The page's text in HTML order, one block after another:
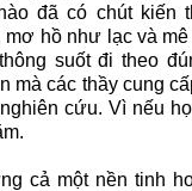
đã có chút kiến
hồ như lạc và
suốt đi theo
mà các thầy cung
cứu. Vì nếu
cả một nền tinh